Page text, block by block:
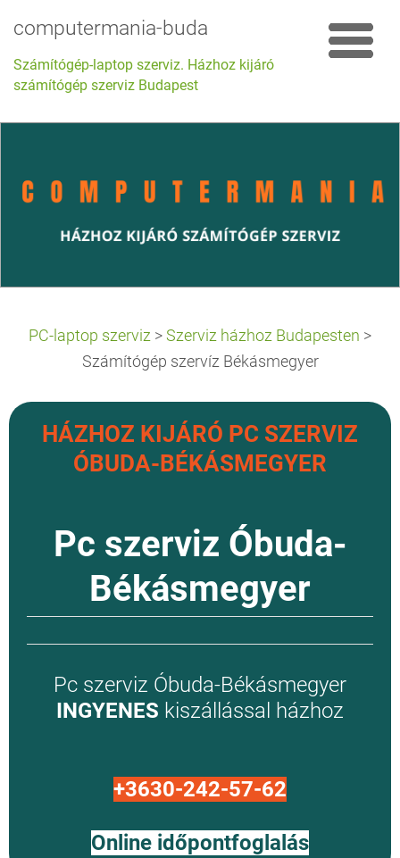
computermania-buda
Számítógép-laptop szerviz. Házhoz kijáró
számítógép szerviz Budapest
PC-laptop szerviz > Szerviz házhoz Budapesten >
Számítógép szervíz Békásmegyer
HÁZHOZ KIJÁRÓ PC SZERVIZ
ÓBUDA-BÉKÁSMEGYER
Pc szerviz Óbuda-
Békásmegyer
Pc szerviz Óbuda-Békásmegyer
INGYENES kiszállással házhoz
+3630-242-57-62
Online időpontfoglalás